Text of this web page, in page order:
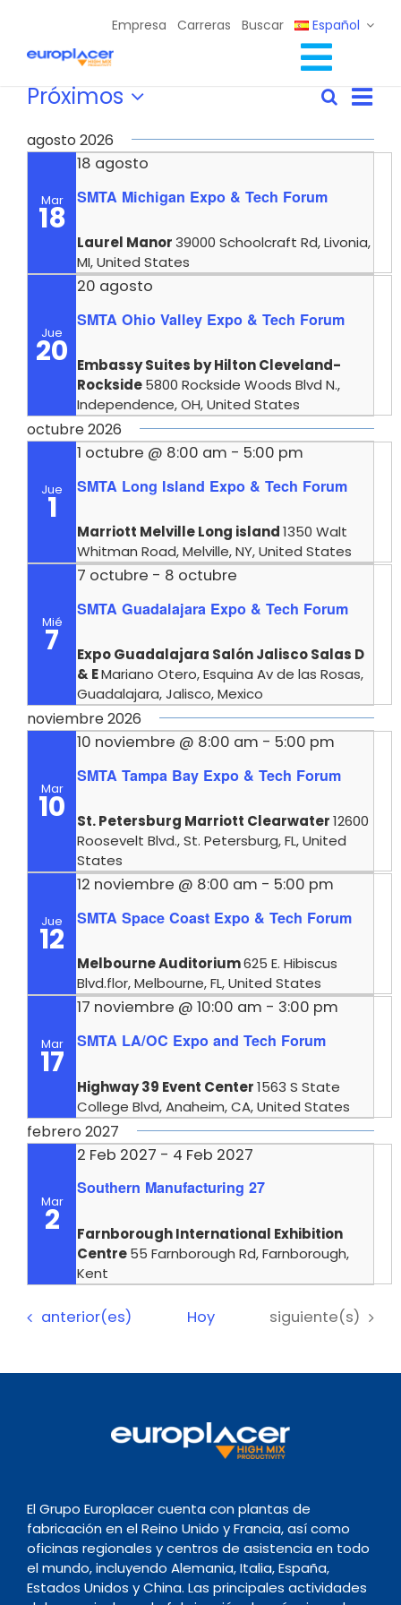
content
Empresa Carreras Buscar Español
Soluciones Completas
Servicios
Recursos / Eventos
Contacto
Eventos
de
vistas
de
Eventos
Buscar
de
de
Lista
Próximos
la
fecha.
agosto 2026
Mar
18
SMTA Michigan Expo & Tech Forum
18 agosto
Laurel Manor39000 Schoolcraft Rd, Livonia,
MI, United States
Jue
20
SMTA Ohio Valley Expo & Tech Forum
20 agosto
Embassy Suites by Hilton Cleveland-
Rockside5800 Rockside Woods Blvd N.,
Independence, OH, United States
octubre 2026
Jue
1
SMTA Long Island Expo & Tech Forum
1 octubre @ 8:00 am - 5:00 pm
Marriott Melville Long island1350 Walt
Whitman Road, Melville, NY, United States
Mié
7
SMTA Guadalajara Expo & Tech Forum
7 octubre - 8 octubre
Expo Guadalajara Salón Jalisco Salas D
& EMariano Otero, Esquina Av de las Rosas,
Guadalajara, Jalisco, Mexico
noviembre 2026
Mar
10
SMTA Tampa Bay Expo & Tech Forum
10 noviembre @ 8:00 am - 5:00 pm
St. Petersburg Marriott Clearwater12600
Roosevelt Blvd., St. Petersburg, FL, United
States
Jue
12
SMTA Space Coast Expo & Tech Forum
12 noviembre @ 8:00 am - 5:00 pm
Melbourne Auditorium625 E. Hibiscus
Blvd.flor, Melbourne, FL, United States
Mar
17
SMTA LA/OC Expo and Tech Forum
17 noviembre @ 10:00 am - 3:00 pm
Highway 39 Event Center1563 S State
College Blvd, Anaheim, CA, United States
febrero 2027
Mar
2
Southern Manufacturing 27
2 Feb 2027 - 4 Feb 2027
Farnborough International Exhibition
Centre55 Farnborough Rd, Farnborough,
Kent
Eventos
anterior(es) Hoy Eventos
siguiente(s)
El Grupo Europlacer cuenta con plantas de
fabricación en el Reino Unido y Francia, así como
oficinas regionales y centros de asistencia en todo
el mundo, incluyendo Alemania, Italia, España,
Estados Unidos y China. Las principales actividades